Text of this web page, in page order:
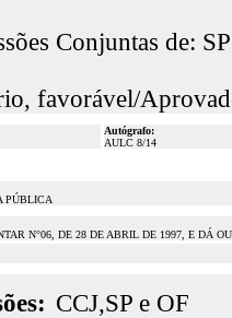
Conjuntas de:
favorável/
Autógrafo:
AULC 8/14
PÚBLICA
N°06, DE 28 DE ABRIL DE 1997, E DÁ
CCJ,SP e OF